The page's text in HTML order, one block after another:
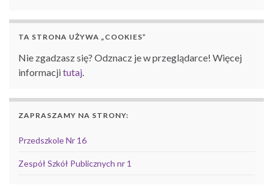
TA STRONA UŻYWA „COOKIES”
Nie zgadzasz się? Odznacz je w przeglądarce! Więcej
informacjitutaj.
ZAPRASZAMY NA STRONY:
Przedszkole Nr 16
Zespół Szkół Publicznych nr 1